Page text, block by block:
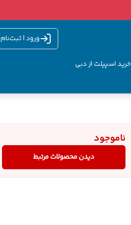
ورود | ثبت‌نام
خرید اسپیلت از دبی
ناموجود
دیدن محصولات مرتبط